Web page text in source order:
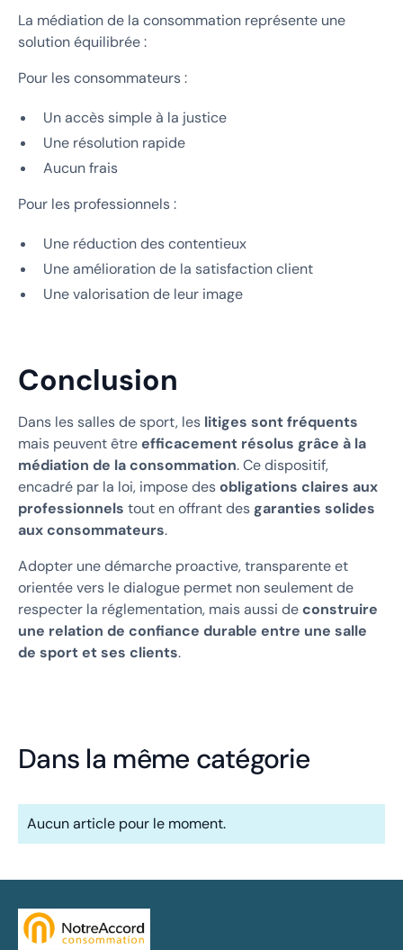
La médiation de la consommation représente une
solution équilibrée :
Pour les consommateurs :
Un accès simple à la justice
Une résolution rapide
Aucun frais
Pour les professionnels :
Une réduction des contentieux
Une amélioration de la satisfaction client
Une valorisation de leur image
Conclusion
Dans les salles de sport, les litiges sont fréquents
mais peuvent êtreefficacement résolus grâce à la
médiation de la consommation. Ce dispositif,
encadré par la loi, impose desobligations claires aux
professionnels tout en offrant des garanties solides
aux consommateurs.
Adopter une démarche proactive, transparente et
orientée vers le dialogue permet non seulement de
respecter la réglementation, mais aussi deconstruire
une relation de confiance durable entre une salle
de sport et ses clients.
Dans la même catégorie
Aucun article pour le moment.